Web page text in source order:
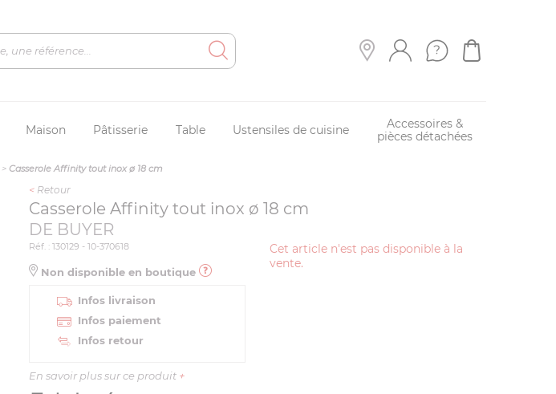
Maison Pâtisserie Table Ustensiles de cuisine
Accessoires &
pièces détachées
> Casserole Affinity tout inox ø 18 cm
< Retour
Casserole Affinity tout inox ø 18 cm
DE BUYER
Cet article n'est pas disponible à la
vente.
Réf. : 130129 - 10-370618
Non disponible en boutique
Infos livraison
Infos paiement
Infos retour
En savoir plus sur ce produit +